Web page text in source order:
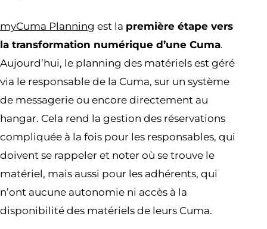
myCuma Planning est la première étape vers
la transformation numérique d’une Cuma.
Aujourd’hui, le planning des matériels est géré
via le responsable de la Cuma, sur un système
de messagerie ou encore directement au
hangar. Cela rend la gestion des réservations
compliquée à la fois pour les responsables, qui
doivent se rappeler et noter où se trouve le
matériel, mais aussi pour les adhérents, qui
n’ont aucune autonomie ni accès à la
disponibilité des matériels de leurs Cuma.